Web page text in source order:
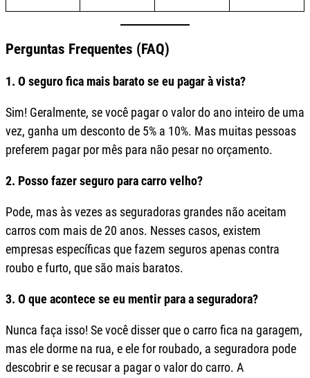
Perguntas Frequentes (FAQ)
1. O seguro fica mais barato se eu pagar à vista?
Sim! Geralmente, se você pagar o valor do ano inteiro de uma
vez, ganha um desconto de 5% a 10%. Mas muitas pessoas
preferem pagar por mês para não pesar no orçamento.
2. Posso fazer seguro para carro velho?
Pode, mas às vezes as seguradoras grandes não aceitam
carros com mais de 20 anos. Nesses casos, existem
empresas específicas que fazem seguros apenas contra
roubo e furto, que são mais baratos.
3. O que acontece se eu mentir para a seguradora?
Nunca faça isso! Se você disser que o carro fica na garagem,
mas ele dorme na rua, e ele for roubado, a seguradora pode
descobrir e se recusar a pagar o valor do carro. A